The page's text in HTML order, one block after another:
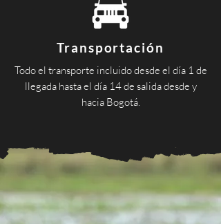
Transportación
Todo el transporte incluido desde el día 1 de
llegada hasta el día 14 de salida desde y
hacia Bogotá.